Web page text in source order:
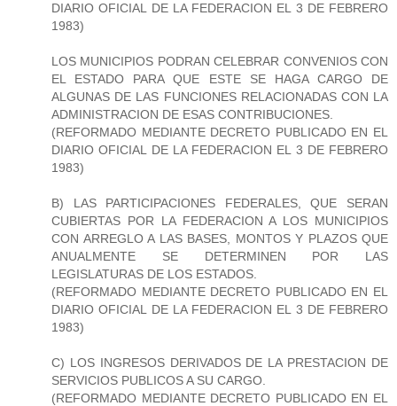
DIARIO OFICIAL DE LA FEDERACION EL 3 DE FEBRERO
1983)
LOS MUNICIPIOS PODRAN CELEBRAR CONVENIOS CON
EL ESTADO PARA QUE ESTE SE HAGA CARGO DE
ALGUNAS DE LAS FUNCIONES RELACIONADAS CON LA
ADMINISTRACION DE ESAS CONTRIBUCIONES.
(REFORMADO MEDIANTE DECRETO PUBLICADO EN EL
DIARIO OFICIAL DE LA FEDERACION EL 3 DE FEBRERO
1983)
B) LAS PARTICIPACIONES FEDERALES, QUE SERAN
CUBIERTAS POR LA FEDERACION A LOS MUNICIPIOS
CON ARREGLO A LAS BASES, MONTOS Y PLAZOS QUE
ANUALMENTE SE DETERMINEN POR LAS
LEGISLATURAS DE LOS ESTADOS.
(REFORMADO MEDIANTE DECRETO PUBLICADO EN EL
DIARIO OFICIAL DE LA FEDERACION EL 3 DE FEBRERO
1983)
C) LOS INGRESOS DERIVADOS DE LA PRESTACION DE
SERVICIOS PUBLICOS A SU CARGO.
(REFORMADO MEDIANTE DECRETO PUBLICADO EN EL